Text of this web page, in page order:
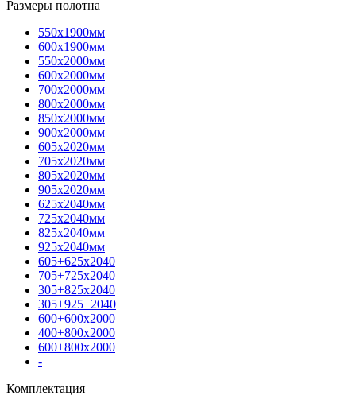
Размеры полотна
550х1900мм
600х1900мм
550х2000мм
600х2000мм
700х2000мм
800х2000мм
850х2000мм
900х2000мм
605х2020мм
705х2020мм
805х2020мм
905х2020мм
625х2040мм
725х2040мм
825х2040мм
925х2040мм
605+625х2040
705+725х2040
305+825х2040
305+925+2040
600+600х2000
400+800х2000
600+800х2000
-
Комплектация